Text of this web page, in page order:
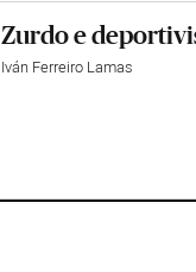
Zurdo e
Iván Ferreiro Lamas